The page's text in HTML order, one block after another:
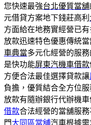
您快速最強台北優質當舖
元借貸方案地下錢莊高利
方面給在地務實經營已
放款迅速特色優惠傳統
車典當多元化經營的服
是快功能屏東汽機車借款
方便合法最佳選擇貸款讓
負擔，優質結合全方位
放款有隨辦銀行代辦機
借款合法經營的當舖服
門大同區當舖汽車根據